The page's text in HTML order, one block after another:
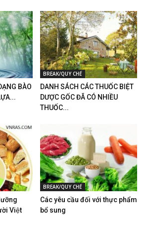
BÀO
BREAK/QUY CHẾ
DANH SÁCH CÁC THUỐC BIỆT
DƯỢC GỐC ĐÃ CÓ NHIỀU
THUỐC...
Việt
BREAK/QUY CHẾ
Các yêu cầu đối với thực phẩm
bổ sung